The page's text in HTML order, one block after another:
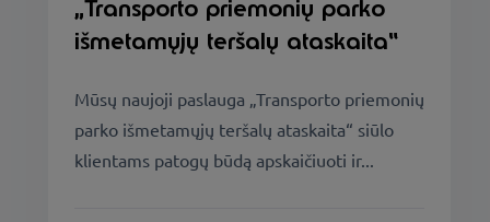
„Transporto priemonių parko
išmetamųjų teršalų ataskaita“
Mūsų naujoji paslauga „Transporto priemonių
parko išmetamųjų teršalų ataskaita“ siūlo
klientams patogų būdą apskaičiuoti ir...